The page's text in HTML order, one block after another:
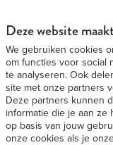
Deze website
We gebruiken cookies
om functies voor social
te analyseren. Ook
site met onze partners
Deze partners kunnen
informatie die je aan
op basis van jouw
onze cookies als je